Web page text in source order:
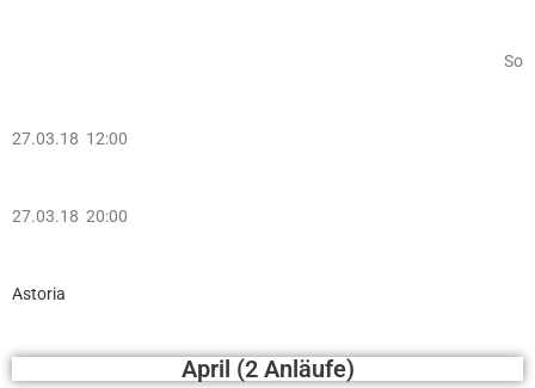
So
27.03.18 12:00
27.03.18 20:00
Astoria
April (2 Anläufe)